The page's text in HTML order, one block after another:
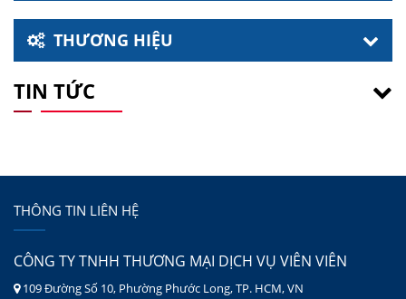
THƯƠNG HIỆU
TIN TỨC
THÔNG TIN LIÊN HỆ
CÔNG TY TNHH THƯƠNG MẠI DỊCH VỤ VIÊN VIÊN
109 Đường Số 10, Phường Phước Long, TP. HCM, VN